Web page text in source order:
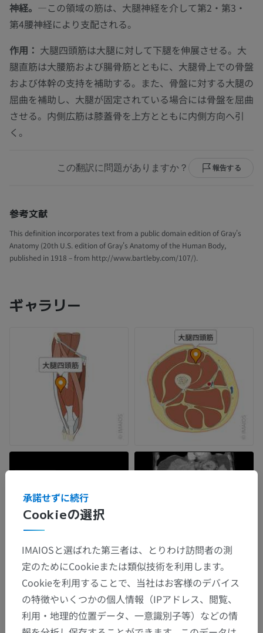
神経。 —この領域の筋は、大腿神経を介して第2・第3・
第4腰神経により支配される。
作用： 大腿四頭筋は大腿に対して下腿を伸展させる。大
腿直筋は大腰筋および腸骨筋とともに、大腿骨上での骨盤
および体幹の支持を補助する。また、骨盤に対する大腿の
屈曲を補助し、大腿が固定されている場合には骨盤を屈曲
させる。内側広筋は膝蓋骨を上方とともに内側方向へ引
く。
この翻訳に問題がありますか？ 報告する
参考文献
This definition incorporates text from a public domain edition of Gray's
Anatomy (20th U.S. edition of Gray's Anatomy of the Human Body,
published in 1918 – from http://www.bartleby.com/107/).
ギャラリー
Cookieの選択
承諾せずに続行
IMAIOSと選ばれた第三者は、とりわけ訪問者の測
定のためにCookieまたは類似技術を利用します。
Cookieを利用することで、当社はお客様のデバイス
の特徴やいくつかの個人情報（IPアドレス、閲覧、
利用・地理的位置データ、一意識別子等）などの情